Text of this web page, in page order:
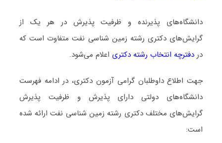
دانشگاه‌های پذیرنده و ظرفیت پذیرش در هر یک از
گرایش‌های دکتری رشته زمین شناسی ﻧﻔﺖ متفاوت است که
در دفترچه انتخاب رشته دکتری اعلام می‌شود.
جهت اطلاع داوطلبان گرامی آزمون دکتری، در ادامه فهرست
دانشگاه‌های دولتی دارای پذیرش و ظرفیت پذیرش
گرایش‌های مختلف دکتری رشته زمین شناسی ﻧﻔﺖ ارائه شده
است: